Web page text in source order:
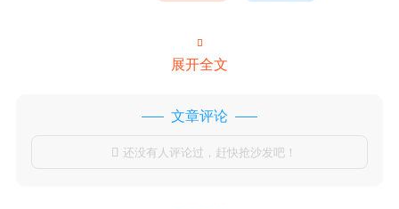

展开全文
文章评论
 还没有人评论过，赶快抢沙发吧！